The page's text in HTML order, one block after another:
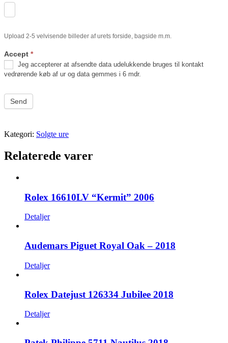
Upload 2-5 velvisende billeder af urets forside, bagside m.m.
Accept *
vedrørende køb af ur og data gemmes i 6 mdr.
Send
Kategori: Solgte ure
Relaterede varer
Rolex 16610LV “Kermit” 2006
Detaljer
Audemars Piguet Royal Oak – 2018
Detaljer
Rolex Datejust 126334 Jubilee 2018
Detaljer